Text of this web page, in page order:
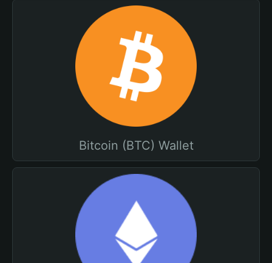
Bitcoin (BTC) Wallet